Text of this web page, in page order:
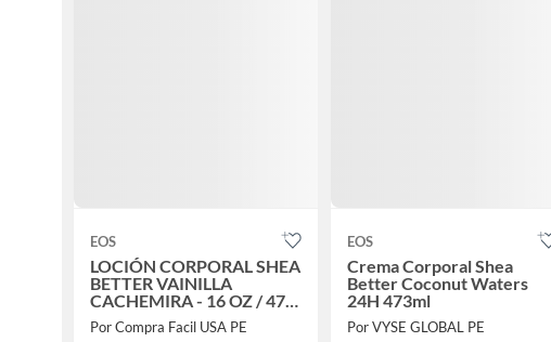
EOS
LOCIÓN CORPORAL SHEA
BETTER VAINILLA
CACHEMIRA - 16 OZ / 473
ML
Por Compra Facil USA PE
EOS
Crema Corporal Shea
Better Coconut Waters
24H 473ml
Por VYSE GLOBAL PE